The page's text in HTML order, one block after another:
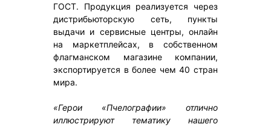
ГОСТ. Продукция реализуется через
дистрибьюторскую сеть, пункты
выдачи и сервисные центры, онлайн
на маркетплейсах, в собственном
флагманском магазине компании,
экспортируется в более чем 40 стран
мира.
«Герои «Пчелографии» отлично
иллюстрируют тематику нашего